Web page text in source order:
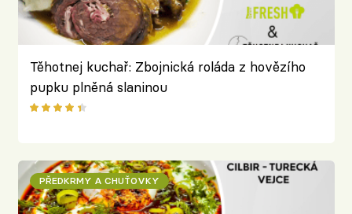
Těhotnej kuchař: Zbojnická roláda z hovězího
pupku plněná slaninou
PŘEDKRMY A CHUŤOVKY